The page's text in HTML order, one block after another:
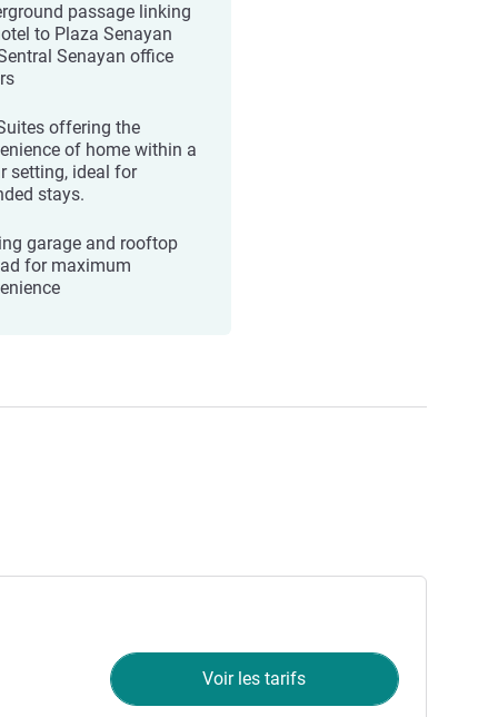
passage linking
to Plaza Senayan
Senayan office
offering the
of home within a
setting, ideal for
stays.
garage and rooftop
for maximum
Voir les tarifs